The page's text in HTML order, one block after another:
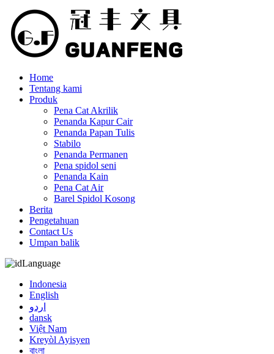
Home
Tentang kami
Produk
Pena Cat Akrilik
Penanda Kapur Cair
Penanda Papan Tulis
Stabilo
Penanda Permanen
Pena spidol seni
Penanda Kain
Pena Cat Air
Barel Spidol Kosong
Berita
Pengetahuan
Contact Us
Umpan balik
Language
Indonesia
English
اردو
dansk
Việt Nam
Kreyòl Ayisyen
বাংলা